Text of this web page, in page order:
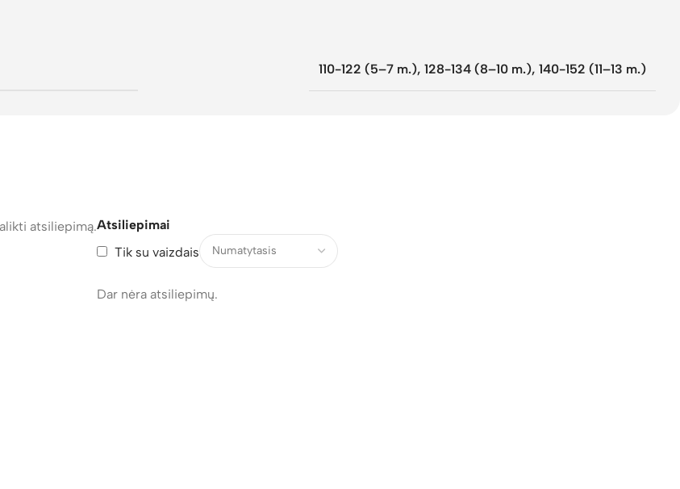
110-122 (5–7 m.), 128-134 (8–10 m.), 140-152 (11–13 m.)
Atsiliepimai
Tik su vaizdais
Dar nėra atsiliepimų.
atsiliepimą.